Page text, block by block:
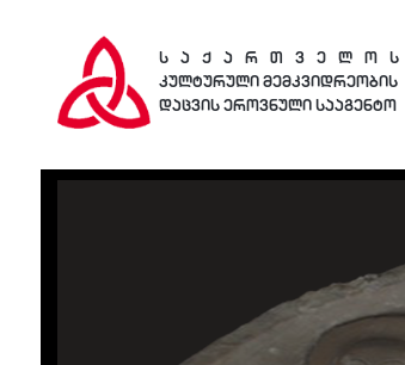
საქართველოს
კულტურული მემკვიდრეობის
დაცვის ეროვნული სააგენტო